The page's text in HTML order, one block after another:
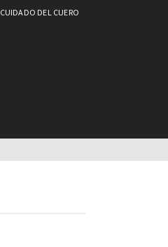
CUIDADO DEL CUERO